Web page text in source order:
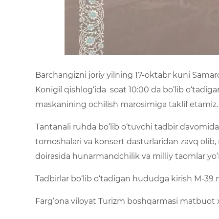
Barchangizni joriy yilning 17-oktabr kuni
Konigil qishlog‘ida soat 10:00 da bo‘lib
maskanining ochilish marosimiga taklif etamiz.
Tantanali ruhda bo‘lib o‘tuvchi tadbir
tomoshalari va konsert dasturlaridan zavq
doirasida hunarmandchilik va milliy taomlar
Tadbirlar bo‘lib o‘tadigan hududga kirish M-39
Farg‘ona viloyat Turizm boshqarmasi matbuot